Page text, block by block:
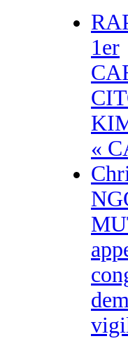
1er
«